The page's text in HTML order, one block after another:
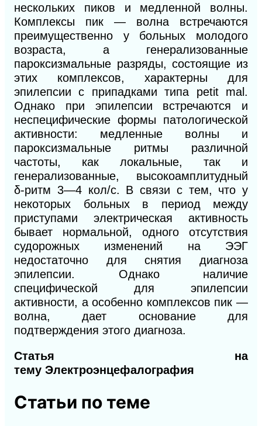
нескольких пиков и медленной волны.
Комплексы пик — волна встречаются
преимущественно у больных молодого
возраста, а генерализованные
пароксизмальные разряды, состоящие из
этих комплексов, характерны для
эпилепсии с припадками типа petit mal.
Однако при эпилепсии встречаются и
неспецифические формы патологической
активности: медленные волны и
пароксизмальные ритмы различной
частоты, как локальные, так и
генерализованные, высокоамплитудный
δ-ритм 3—4 кол/с. В связи с тем, что у
некоторых больных в период между
приступами электрическая активность
бывает нормальной, одного отсутствия
судорожных изменений на ЭЭГ
недостаточно для снятия диагноза
эпилепсии. Однако наличие
специфической для эпилепсии
активности, а особенно комплексов пик —
волна, дает основание для
подтверждения этого диагноза.
Статья на
тему Электроэнцефалография
Статьи по теме